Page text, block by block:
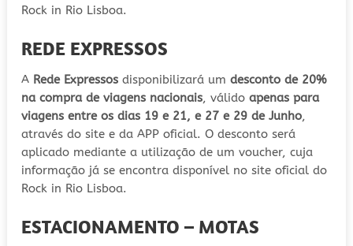
Rock in Rio Lisboa.
REDE EXPRESSOS
A Rede Expressos disponibilizará um desconto de 20%
na compra de viagens nacionais, válido apenas para
viagens entre os dias 19 e 21, e 27 e 29 de Junho,
através do site e da APP oficial. O desconto será
aplicado mediante a utilização de um voucher, cuja
informação já se encontra disponível no site oficial do
Rock in Rio Lisboa.
ESTACIONAMENTO – MOTAS